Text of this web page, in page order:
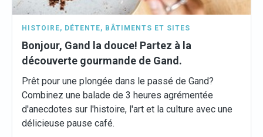
HISTOIRE, DÉTENTE, BÂTIMENTS ET SITES
Bonjour, Gand la douce! Partez à la
découverte gourmande de Gand.
Prêt pour une plongée dans le passé de Gand?
Combinez une balade de 3 heures agrémentée
d'anecdotes sur l'histoire, l'art et la culture avec une
délicieuse pause café.